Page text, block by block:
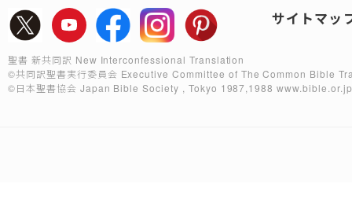
サイトマッ
聖書 新共同訳 New Interconfessional Translation
©共同訳聖書実行委員会 Executive Committee of The Common Bible
©日本聖書協会 Japan Bible Society , Tokyo 1987,1988www.bible.or.jp